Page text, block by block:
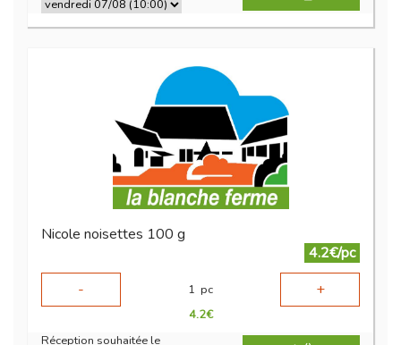
Nicole noisettes 100 g
4.2€/pc
-
1 pc +
4.2€
Réception souhaitée le